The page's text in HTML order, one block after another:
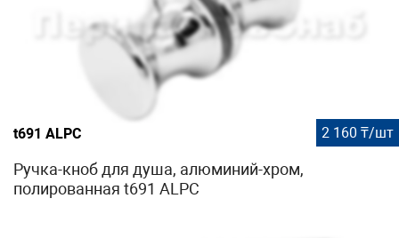
t691 ALPC 2 160 ₸/шт
Ручка-кноб для душа, алюминий-хром,
полированная t691 ALPC